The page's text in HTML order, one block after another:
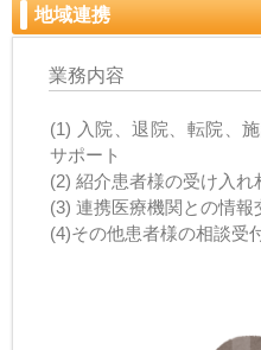
地域連携
業務内容
(1) 入院、退院、転院、
サポート
(2) 紹介患者様の受け入れ
(3) 連携医療機関との情報
(4)その他患者様の相談受